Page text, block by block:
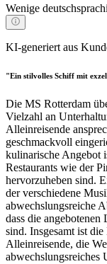
Wenige
KI-generiert aus
"Ein stilvolles Schiff mit
Die MS Rotterdam
Vielzahl an
Alleinreisende
geschmackvoll
kulinarische Angebot
Restaurants wie der
hervorzuheben sind.
der verschiedene
abwechslungsreiche
dass die
sind. Insgesamt ist
Alleinreisende, die
abwechslungsreiches